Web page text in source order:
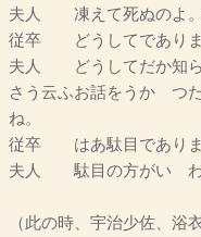
夫人 凍えて死ぬのよ。
従卒 どうしてでありま
夫人 どうしてだか知ら
さう云ふお話をうかゞつ
ね。
従卒 はあ駄目でありま
夫人 駄目の方がいゝわ
（此の時、宇治少佐、浴